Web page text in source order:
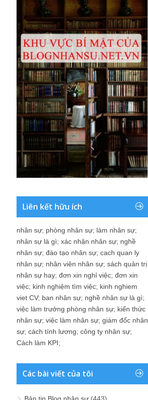
Liên kết hữu ích
nhân sự; phòng nhân sự; làm nhân sự;
nhân sự là gì; xác nhận nhân sự; nghề
nhân sự; đào tạo nhân sự; cach quan ly
nhân sự; nhân viên nhân sự; sách quản trị
nhân sự hay; đơn xin nghỉ việc; đơn xin
việc; kinh nghiệm tìm việc; kinh nghiem
viet CV; ban nhân sự; nghề nhân sự là gì;
việc làm trưởng phòng nhân sự; kiến thức
nhân sự; việc làm nhân sự; giám đốc nhân
sự; cách tính lương; công ty nhân sự;
Cách làm KPI;
Các bài viết của tôi